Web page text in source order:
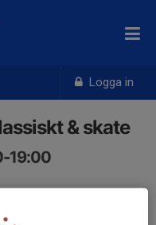
Logga in
& skate
19:00